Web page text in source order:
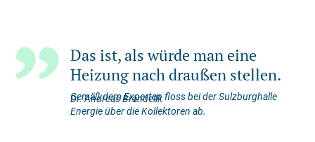
Das ist, als würde man eine
Heizung nach draußen stellen.
Dr. Andreas Brandelik
Gemäß dem Experten floss bei der Sulzburghalle
Energie über die Kollektoren ab.